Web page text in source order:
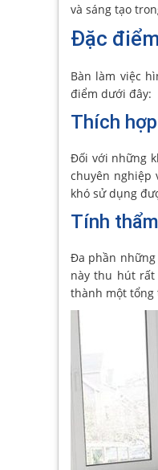
và sáng tạo
Đặc
Bàn làm việc
điểm dưới đây:
Thích
Đối với những
chuyên nghiệp
khó sử dụng
Tính
Đa phần những
này thu hút rất
thành một tổng